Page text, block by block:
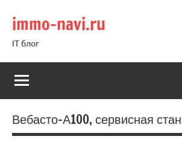
содержимому
immo-navi.ru
IT блог
Вебасто-А100, сервисная